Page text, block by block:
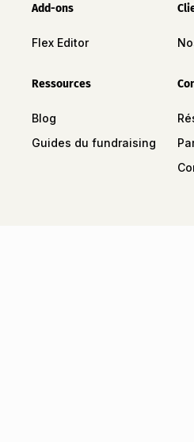
Add-ons
Flex Editor
Ressources
Blog
Guides du fundraising